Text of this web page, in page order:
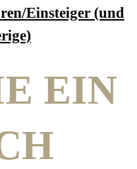
Einsteiger (und
EIN